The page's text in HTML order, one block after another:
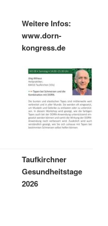
Weitere Infos:
www.dorn-
kongress.de
Taufkirchner
Gesundheitstage
2026